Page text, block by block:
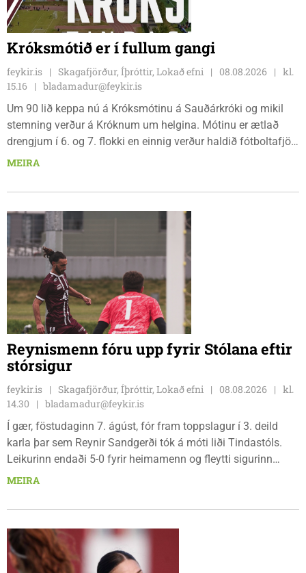
Króksmótið er í fullum gangi
feykir.is Skagafjörður, Íþróttir, Lokað efni 08.08.2026
kl.
15.16
bladamadur@feykir.is
Um 90 lið keppa nú á Króksmótinu á Sauðárkróki og mikil
stemning verður á Króknum um helgina. Mótinu er ætlað
drengjum í 6. og 7. flokki en einnig verður haldið fótboltafjör
fyrir yngri systkini. Mótið hófst í gær, föstudaginn 7. ágúst
MEIRA
Reynismenn fóru upp fyrir Stólana eftir
stórsigur
feykir.is Skagafjörður, Íþróttir, Lokað efni 08.08.2026
kl.
14.30
bladamadur@feykir.is
Í gær, föstudaginn 7. ágúst, fór fram toppslagur í 3. deild
karla þar sem Reynir Sandgerði tók á móti liði Tindastóls.
Leikurinn endaði 5-0 fyrir heimamenn og fleytti sigurinn
Reynismönnum á topp deildarinnar en Stólunum í annað
leiknum.
MEIRA